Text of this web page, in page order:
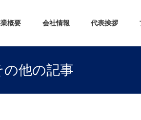
概要 会社情報 代表挨拶
の他の記事